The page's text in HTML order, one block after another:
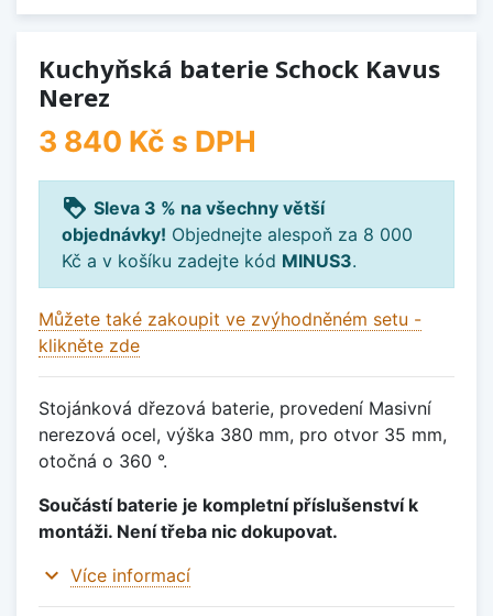
Kuchyňská baterie Schock Kavus
Nerez
3 840 Kč s DPH
loyalty Sleva 3 % na všechny větší
objednávky! Objednejte alespoň za 8 000
Kč a v košíku zadejte kód MINUS3.
Můžete také zakoupit ve zvýhodněném setu -
klikněte zde
Stojánková dřezová baterie, provedení Masivní
nerezová ocel, výška 380 mm, pro otvor 35 mm,
otočná o 360 °.
Součástí baterie je kompletní příslušenství k
montáži. Není třeba nic dokupovat.
expand_more Více informací